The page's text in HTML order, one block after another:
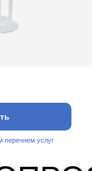
перечнем услуг